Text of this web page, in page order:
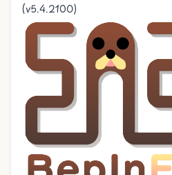
(v5.4.2100)